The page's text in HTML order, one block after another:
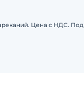
Цена с НДС. Под